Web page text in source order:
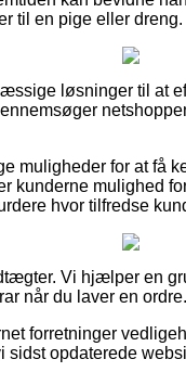
til en pige eller dreng.
løsninger til at
muligheder for at få
kunderne mulighed
hvor tilfredse
Vi hjælper en
når du laver en ordre.
forretninger
sidst opdaterede